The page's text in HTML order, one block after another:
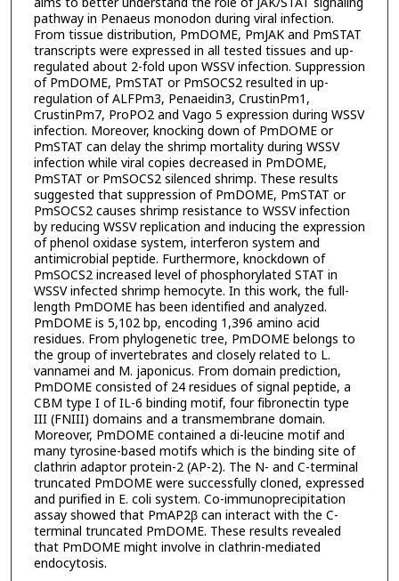
pathway in Penaeus monodon during viral infection.
From tissue distribution, PmDOME, PmJAK and PmSTAT
transcripts were expressed in all tested tissues and up-
regulated about 2-fold upon WSSV infection. Suppression
of PmDOME, PmSTAT or PmSOCS2 resulted in up-
regulation of ALFPm3, Penaeidin3, CrustinPm1,
CrustinPm7, ProPO2 and Vago 5 expression during WSSV
infection. Moreover, knocking down of PmDOME or
PmSTAT can delay the shrimp mortality during WSSV
infection while viral copies decreased in PmDOME,
PmSTAT or PmSOCS2 silenced shrimp. These results
suggested that suppression of PmDOME, PmSTAT or
PmSOCS2 causes shrimp resistance to WSSV infection
by reducing WSSV replication and inducing the expression
of phenol oxidase system, interferon system and
antimicrobial peptide. Furthermore, knockdown of
PmSOCS2 increased level of phosphorylated STAT in
WSSV infected shrimp hemocyte. In this work, the full-
length PmDOME has been identified and analyzed.
PmDOME is 5,102 bp, encoding 1,396 amino acid
residues. From phylogenetic tree, PmDOME belongs to
the group of invertebrates and closely related to L.
vannamei and M. japonicus. From domain prediction,
PmDOME consisted of 24 residues of signal peptide, a
CBM type I of IL-6 binding motif, four fibronectin type
III (FNIII) domains and a transmembrane domain.
Moreover, PmDOME contained a di-leucine motif and
many tyrosine-based motifs which is the binding site of
clathrin adaptor protein-2 (AP-2). The N- and C-terminal
truncated PmDOME were successfully cloned, expressed
and purified in E. coli system. Co-immunoprecipitation
assay showed that PmAP2β can interact with the C-
terminal truncated PmDOME. These results revealed
that PmDOME might involve in clathrin-mediated
endocytosis.